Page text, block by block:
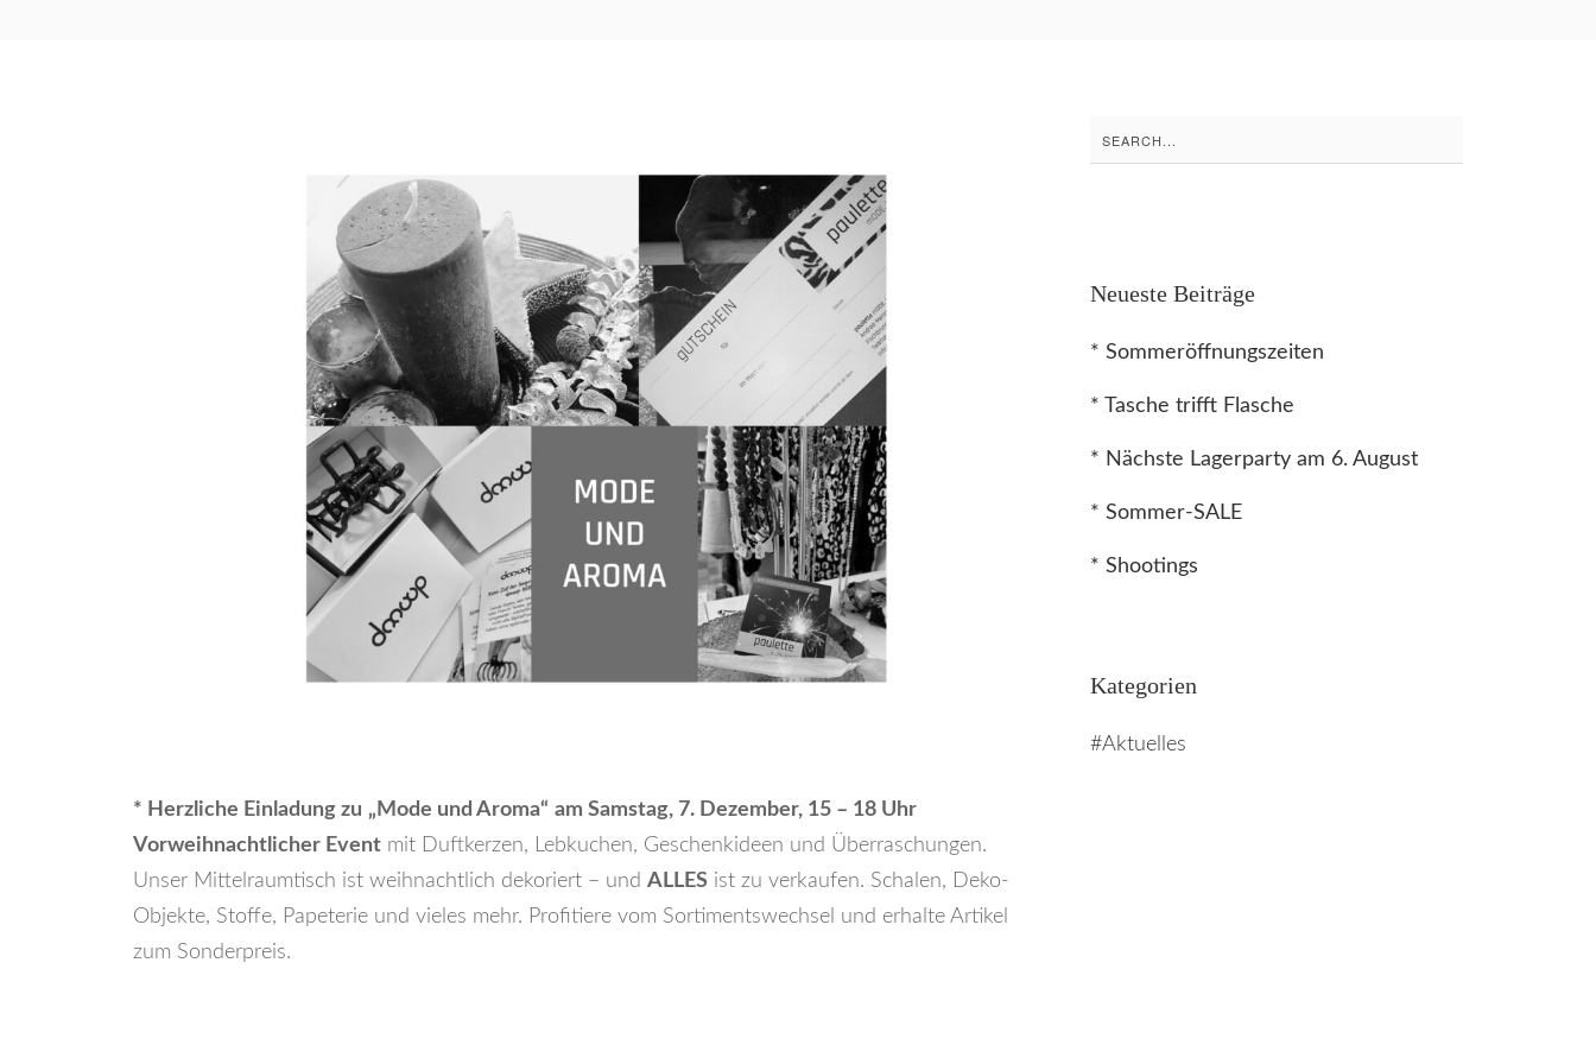
* Herzliche Einladung zu „Mode und Aroma“ am Samstag, 7. Dezember, 15 – 18 Uhr
Vorweihnachtlicher Event mit Duftkerzen, Lebkuchen, Geschenkideen und Überraschungen.
Unser Mittelraumtisch ist weihnachtlich dekoriert – und ALLES ist zu verkaufen. Schalen, Deko-
Objekte, Stoffe, Papeterie und vieles mehr. Profitiere vom Sortimentswechsel und erhalte Artikel
zum Sonderpreis.
Search
for:
Neueste Beiträge
* Sommeröffnungszeiten
* Tasche trifft Flasche
* Nächste Lagerparty am 6. August
* Sommer-SALE
* Shootings
Kategorien
Aktuelles